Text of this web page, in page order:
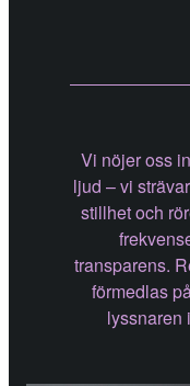
Vi nöjer oss
ljud – vi
stillhet och
transparens.
förmedlas
lyssnaren